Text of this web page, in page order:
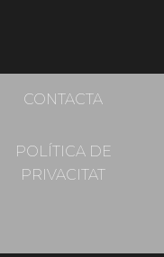
CONTACTA
POLÍTICA DE
PRIVACITAT